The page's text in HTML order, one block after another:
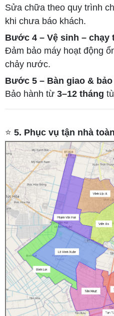
Sửa chữa theo quy trình
khi chưa báo khách.
Bước 4 – Vệ sinh – chạy
Đảm bảo máy hoạt động
chảy nước.
Bước 5 – Bàn giao &
Bảo hành từ 3–12 tháng
⭐ 5. Phục vụ tận nhà